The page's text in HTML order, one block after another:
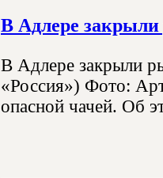
В Адлере закрыли
В Адлере закрыли
«Россия») Фото:
опасной чачей. Об